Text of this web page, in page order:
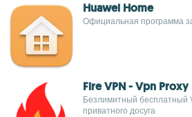
Huawei Home
Официальная программа
Fire VPN - Vpn
Безлимитный бесплатный
приватного досуга